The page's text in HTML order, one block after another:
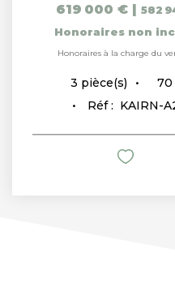
619 000 € | 582
Honoraires non
Honoraires à la charge du
3 pièce(s) 70
Réf : KAIRN-